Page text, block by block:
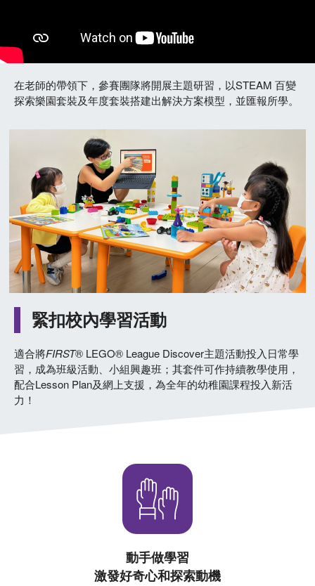
在老師的帶領下，參賽團隊將開展主題研習，以STEAM 百變
探索樂園套裝及年度套裝搭建出解決方案模型，並匯報所學。
緊扣校內學習活動
適合將FIRST® LEGO® League Discover主題活動投入日常學
習，成為班級活動、小組興趣班；其套件可作持續教學使用，
配合Lesson Plan及網上支援，為全年的幼稚園課程投入新活
力！
動手做學習
激發好奇心和探索動機